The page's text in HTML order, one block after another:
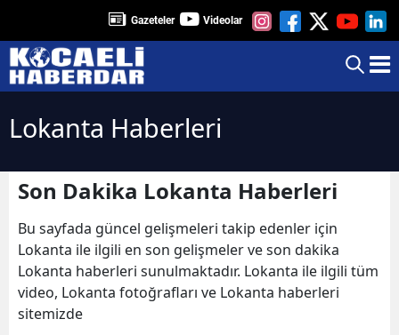
Gazeteler Videolar
Lokanta Haberleri
Son Dakika Lokanta Haberleri
Bu sayfada güncel gelişmeleri takip edenler için
Lokanta ile ilgili en son gelişmeler ve son dakika
Lokanta haberleri sunulmaktadır. Lokanta ile ilgili tüm
video, Lokanta fotoğrafları ve Lokanta haberleri
sitemizde